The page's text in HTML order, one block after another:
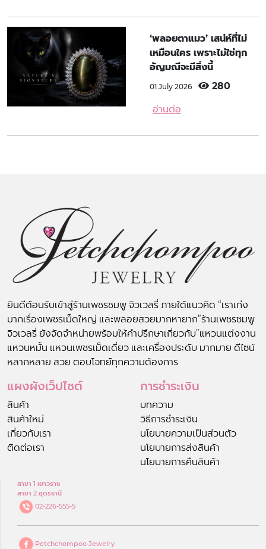
‘พลอยตาแมว’ เสน่ห์ที่ไม่
เหมือนใคร เพราะไม่ใช่ทุก
อัญมณีจะมีสิ่งนี้
01 July 2026 280
อ่านต่อ
ยินดีต้อนรับเข้าสู่ร้านเพชรชมพู จิวเวลรี่ ภายใต้แนวคิด “เราเก่ง
มากเรื่องเพชรเม็ดใหญ่ และพลอยสวยมากหายาก”ร้านเพชรชมพู
จิวเวลรี่ ยังจัดจำหน่ายพร้อมให้คำปรึกษาเกี่ยวกับ”แหวนแต่งงาน
แหวนหมั้น แหวนเพชรเม็ดเดี่ยว และเครื่องประดับ มากมาย ดีไซน์
หลากหลาย สวย ตอบโจทย์ทุกความต้องการ
แผงผังเว็ปไซต์
สินค้า
สินค้าใหม่
เกี่ยวกับเรา
ติดต่อเรา
การชำระเงิน
บทความ
วิธีการชำระเงิน
นโยบายความเป็นส่วนตัว
นโยบายการส่งสินค้า
นโยบายการคืนสินค้า
สาขา 1 เยาวราช
สาขา 2 อุดรธานี
02-226-555-5
Petchchompoo Jewelry